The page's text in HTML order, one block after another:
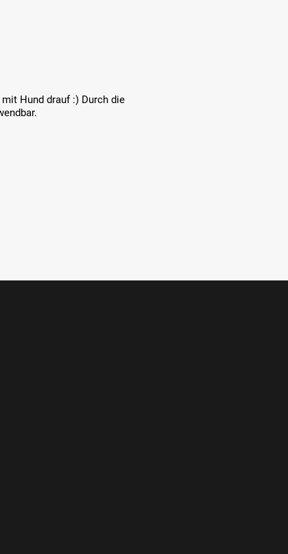
Hund drauf :) Durch die